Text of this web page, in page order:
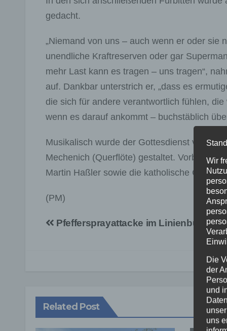
gedacht.
„Niemand von uns – auch wenn er oder sie
unendliche Kraftreserven oder gar
mehr Last kann es tragen – uns tragen“,
auf. Dankbar unterstrich er, „dass es
die sich für andere verantwortlich fühlen,
wenn es darauf ankommt – buchstäblich
Musikalisch wurde der Gottesdienst von
Mechenich (Querflöte) gestaltet.
Martin Haßler sowie die katholische
(PM)
Beitragsnavigation
Pfeffersprayattacke im Linienbus
Related Post
Wir
Die
der
und
uns